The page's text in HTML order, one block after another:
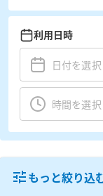
利用日時
もっと絞り込